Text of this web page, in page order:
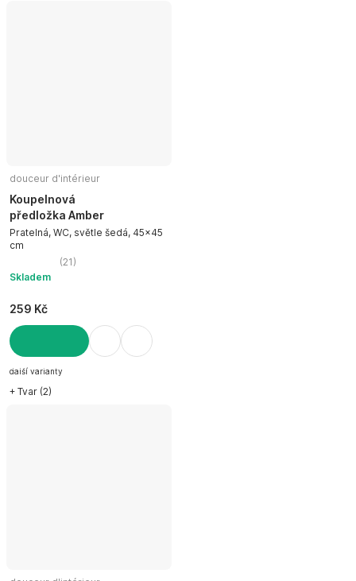
douceur d'intérieur
Koupelnová
předložka Amber
Pratelná, WC, světle šedá, 45x45
cm
(21 )
Skladem
259 Kč
DO KOŠÍKU
další varianty
+ Tvar (2)